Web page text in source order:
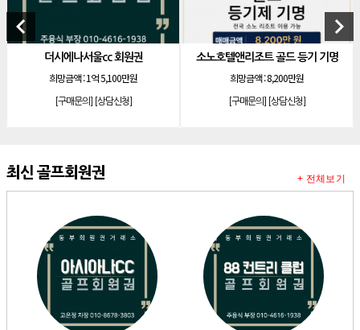
[골프]
아름다운cc 회원권
안토리조트 130평 개인 무기명
[리조트] 소노 이그젝큐티브 회원제 무기명
[리조트]소노호텔앤리조트 로얄 회원제 기명
소노호텔앤리조트 로얄 회원제 기명
[리조트]소노호텔앤리조트 로얄 등기 기명
[리조트] 소노호텔앤리조트 골드 회원제 무기명
[리조트] 소노호텔앤리조트 골드 등기 기명
소노호텔앤리조트 스위트 등기 무기명
keyboard_arrow_left
더시에나서울cc 회원권
희망금액 :1억 5,100만원
[구매문의] [상담신청]
소노호텔앤리조트 골드 등기 기명
희망금액 :8,200만원
[구매문의] [상담신청]
keyboard_arrow_right
최신 골프회원권 + 전체보기